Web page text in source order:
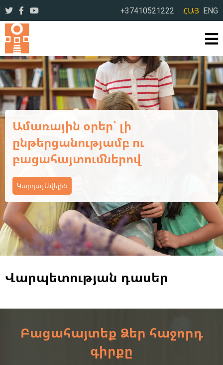
+37410521222 ՀԱՅ ENG
Ամառային օրեր՝ լի
ընթերցանությամբ ու
բացահայտումներով
Կարդալ Ավելին
Վարպետության դասեր
Բացահայտեք Ձեր հաջորդ
գիրքը